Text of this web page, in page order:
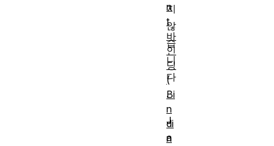
지
않
습
니
다
.
J
a
n
t
바
인
딩
(
Bi
n
di
n